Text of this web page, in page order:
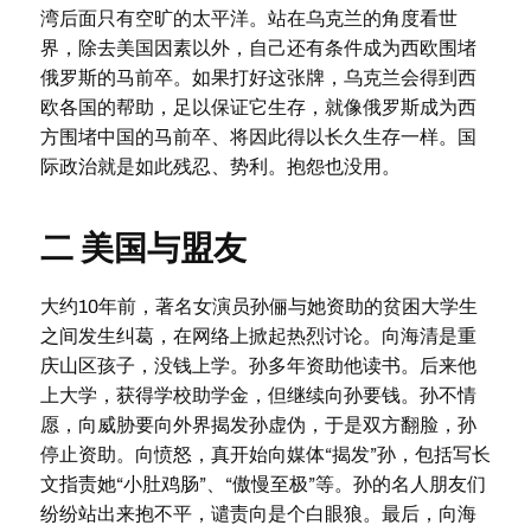
湾后面只有空旷的太平洋。站在乌克兰的角度看世
界，除去美国因素以外，自己还有条件成为西欧围堵
俄罗斯的马前卒。如果打好这张牌，乌克兰会得到西
欧各国的帮助，足以保证它生存，就像俄罗斯成为西
方围堵中国的马前卒、将因此得以长久生存一样。国
际政治就是如此残忍、势利。抱怨也没用。
二 美国与盟友
大约10年前，著名女演员孙俪与她资助的贫困大学生
之间发生纠葛，在网络上掀起热烈讨论。向海清是重
庆山区孩子，没钱上学。孙多年资助他读书。后来他
上大学，获得学校助学金，但继续向孙要钱。孙不情
愿，向威胁要向外界揭发孙虚伪，于是双方翻脸，孙
停止资助。向愤怒，真开始向媒体“揭发”孙，包括写长
文指责她“小肚鸡肠”、“傲慢至极”等。孙的名人朋友们
纷纷站出来抱不平，谴责向是个白眼狼。最后，向海